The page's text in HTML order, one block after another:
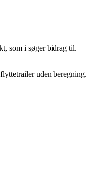
som i søger bidrag til.
uden beregning.